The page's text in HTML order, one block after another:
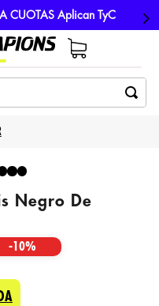
CUOTAS Aplican TyC
Negro De
-10%